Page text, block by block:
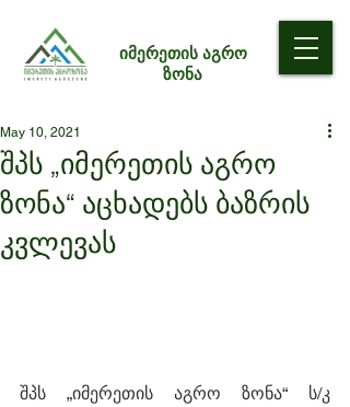
იმერეთის აგრო
ზონა
შპს „იმერეთის აგრო
ზონა“ აცხადებს ბაზრის
კვლევას
May 10, 2021
შპს „იმერეთის აგრო ზონა“ ს/კ